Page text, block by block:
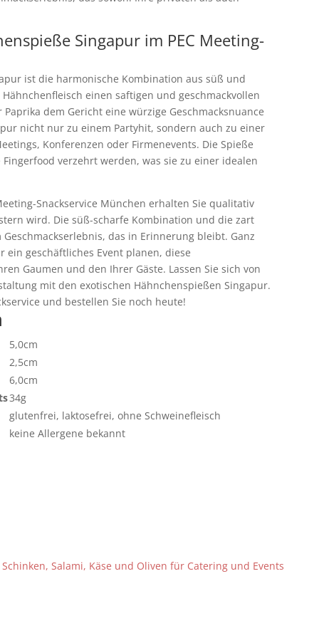
Singapur im PEC Meeting-
ist die harmonische Kombination aus süß und
einen saftigen und geschmackvollen
dem Gericht eine würzige Geschmacksnuance
nicht nur zu einem Partyhit, sondern auch zu einer
Konferenzen oder Firmenevents. Die Spieße
verzehrt werden, was sie zu einer idealen
Snackservice München erhalten Sie qualitativ
wird. Die süß-scharfe Kombination und die zart
das in Erinnerung bleibt. Ganz
ein geschäftliches Event planen, diese
Gaumen und den Ihrer Gäste. Lassen Sie sich von
mit den exotischen Hähnchenspießen Singapur.
und bestellen Sie noch heute!
5,0cm
2,5cm
6,0cm
34g
glutenfrei, laktosefrei, ohne Schweinefleisch
keine Allergene bekannt